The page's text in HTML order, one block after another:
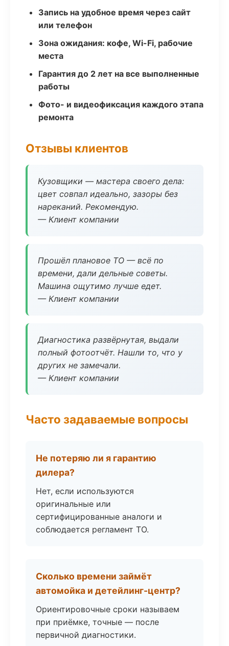
Запись на удобное время через сайт
или телефон
Зона ожидания: кофе, Wi-Fi, рабочие
места
Гарантия до 2 лет на все выполненные
работы
Фото- и видеофиксация каждого этапа
ремонта
Отзывы клиентов
Кузовщики — мастера своего дела:
цвет совпал идеально, зазоры без
нареканий. Рекомендую.
— Клиент компании
Прошёл плановое ТО — всё по
времени, дали дельные советы.
Машина ощутимо лучше едет.
— Клиент компании
Диагностика развёрнутая, выдали
полный фотоотчёт. Нашли то, что у
других не замечали.
— Клиент компании
Часто задаваемые вопросы
Не потеряю ли я гарантию
дилера?
Нет, если используются
оригинальные или
сертифицированные аналоги и
соблюдается регламент ТО.
Сколько времени займёт
автомойка и детейлинг-центр?
Ориентировочные сроки называем
при приёмке, точные — после
первичной диагностики.